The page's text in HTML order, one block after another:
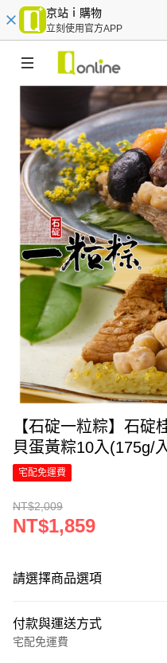
京站ｉ購物
立刻使用官方APP
【石碇一粒粽】石碇
貝蛋黃粽10入(175g/
宅配免運費
NT$2,009
NT$1,859
請選擇商品選項
付款與運送方式
宅配免運費